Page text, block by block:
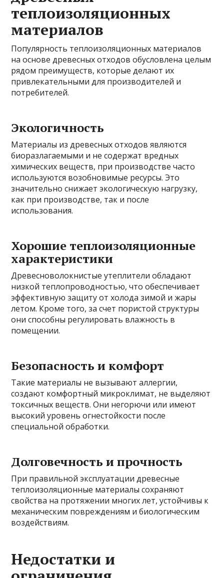
теплоизоляционных
материалов
Популярность теплоизоляционных материалов
на основе древесных отходов обусловлена целым
рядом преимуществ, которые делают их
привлекательными для производителей и
потребителей.
Экологичность
Материалы из древесных отходов являются
биоразлагаемыми и не содержат вредных
химических веществ, при производстве часто
используются возобновимые ресурсы. Это
значительно снижает экологическую нагрузку,
как при производстве, так и после
использования.
Хорошие теплоизоляционные
характеристики
Древесноволокнистые утеплители обладают
низкой теплопроводностью, что обеспечивает
эффективную защиту от холода зимой и жары
летом. Кроме того, за счет пористой структуры
они способны регулировать влажность в
помещении.
Безопасность и комфорт
Такие материалы не вызывают аллергии,
создают комфортный микроклимат, не выделяют
токсичных веществ. Они негорючи или имеют
высокий уровень огнестойкости после
специальной обработки.
Долговечность и прочность
При правильной эксплуатации древесные
теплоизоляционные материалы сохраняют
свойства на протяжении многих лет, устойчивы к
механическим повреждениям и биологическим
воздействиям.
Недостатки и